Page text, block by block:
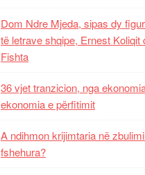
Dom Ndre Mjeda, sipas dy
të letrave shqipe, Ernest Koliqit
Fishta
36 vjet tranzicion, nga
ekonomia e përfitimit
A ndihmon krijimtaria në
fshehura?